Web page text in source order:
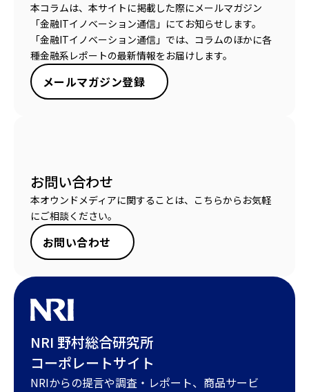
本コラムは、本サイトに掲載した際にメールマガジン
「金融ITイノベーション通信」にてお知らせします。
「金融ITイノベーション通信」では、コラムのほかに各
種金融系レポートの最新情報をお届けします。
メールマガジン登録
お問い合わせ
本オウンドメディアに関することは、こちらからお気軽
にご相談ください。
お問い合わせ
NRI 野村総合研究所
コーポレートサイト
NRIからの提言や調査・レポート、商品サービ